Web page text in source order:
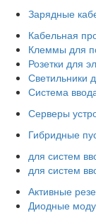
Зарядные
Кабельная
Клеммы для
Розетки для
Светильники
Система
Серверы
Гибридные
для систем
для систем
Активные
Диодные